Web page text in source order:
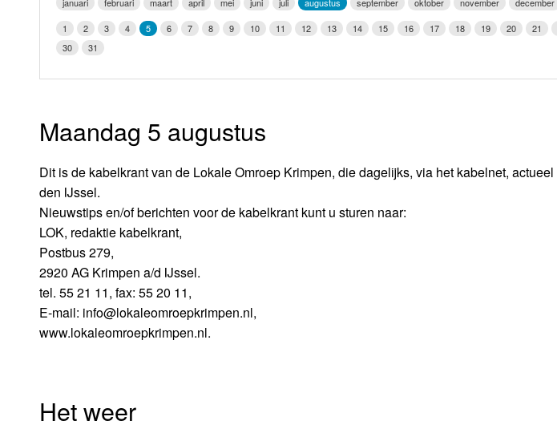
Vrijdag
LOK schijf
Oude LOK programma's
1
2 3 4 5 6 7 8 9 10 11 12 13 14 15 16 17 18 19 20 21
30
31
Maandag 5 augustus
Dit is de kabelkrant van de Lokale Omroep Krimpen, die dagelijks, via het kabelnet,
den IJssel.
Nieuwstips en/of berichten voor de kabelkrant kunt u sturen naar:
LOK, redaktie kabelkrant,
Postbus 279,
2920 AG Krimpen a/d IJssel.
tel. 55 21 11, fax: 55 20 11,
E-mail: info@lokaleomroepkrimpen.nl,
www.lokaleomroepkrimpen.nl.
Het weer